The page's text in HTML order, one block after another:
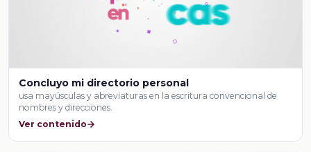
Concluyo mi directorio personal
usa mayúsculas y abreviaturas en la escritura convencional de
nombres y direcciones.
Ver contenido